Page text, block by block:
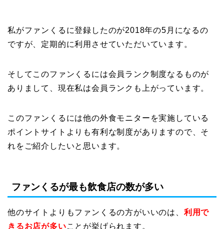
私がファンくるに登録したのが2018年の5月になるの
ですが、定期的に利用させていただいています。
そしてこのファンくるには会員ランク制度なるものが
ありまして、現在私は会員ランクも上がっています。
このファンくるには他の外食モニターを実施している
ポイントサイトよりも有利な制度がありますので、そ
れをご紹介したいと思います。
ファンくるが最も飲食店の数が多い
他のサイトよりもファンくるの方がいいのは、 利用で
きるお店が多いことが挙げられます。